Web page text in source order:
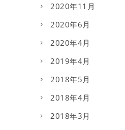
2020年11月
2020年6月
2020年4月
2019年4月
2018年5月
2018年4月
2018年3月